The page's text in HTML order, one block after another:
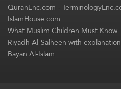
QuranEnc.com-
IslamHouse.com
What Muslim Children Must Know
Riyadh Al-Salheen with
Bayan Al-Islam